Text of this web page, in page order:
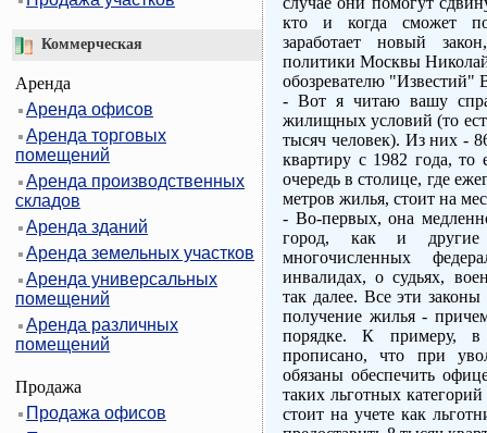
Коммерческая
Аренда
Аренда офисов
Аренда торговых
помещений
Аренда производственных
складов
Аренда зданий
Аренда земельных участков
Аренда универсальных
помещений
Аренда различных
помещений
Продажа
Продажа офисов
кто и когда сможет
заработает новый
политики Москвы
обозревателю
- Вот я читаю вашу
жилищных условий (то
тысяч человек). Из них -
квартиру с 1982 года,
очередь в столице, где
метров жилья, стоит на
- Во-первых, она
город, как и другие
многочисленных
инвалидах, о судьях,
так далее. Все эти
получение жилья -
порядке. К примеру, в
прописано, что при
обязаны обеспечить
таких льготных
стоит на учете как